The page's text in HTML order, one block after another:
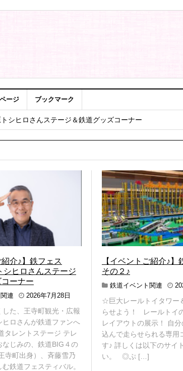
ージ ブックマーク
す！
シヒロさんステージ＆鉄道グッズコーナー
ました。～明神山世界遺産ビュー～
紹介♪】鉄フェス
ヒロさんステージ
ーナー
連 2026年7月28日
2
6
年
8
月
6
日
た、王寺町観光・広報
ヒロさんが鉄道ファンへ
タレントステージ テレ
なじみの、鉄道BIG４の
寺町出身）、斉藤雪乃
鉄道フェスティバル。
【イベントご紹介♪】
その２♪
鉄道イベント関連
☆巨大レールトイタワー
らせよう！ レールトイ
レイアウトの展示！ 自
込んで走らせられる専用
す♪ 詳しくは以下のサイ
い。 ◎ぷ […]